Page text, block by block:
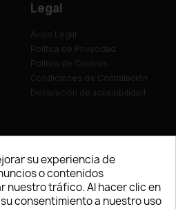
Legal
Aviso Legal
Política de Privacidad
Política de Cookies
Condiciones de Contratación
Declaración de accesibilidad
su experiencia de
o contenidos
nuestro tráfico. Al hacer clic en
consentimiento a nuestro uso